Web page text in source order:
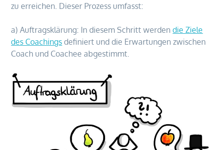
zu erreichen. Dieser Prozess umfasst:
a) Auftragsklärung: In diesem Schritt werdendie Ziele
des Coachings definiert und die Erwartungen zwischen
Coach und Coachee abgestimmt.